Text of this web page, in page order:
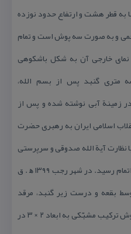
به قطر هشت و ارتفاع حدود نوزده
و به صورت سه پوش است و تمام
خارجی آن به شكل باشكوهی
متری گنبد پس از بسم الله،
زمینة آبی نوشته شده و پس از
اسلامی ایران به رهبری حضرت
نظارت آیة‌ الله صدوقی و سرپرستی
اوقاف یزد و هیأت امناء بناء گنبد به اتمام رسید. در شهر رجب ۱۳۹۹ ﻫ‌ . ق
ﻫ .ش.» در وسط بقعه و درست زیر گنبد، مرقد
امامزاده قرار دارد كه ضریح چوبی خوش تركیب مشبّكی به ابعاد ۲ × ۳ در